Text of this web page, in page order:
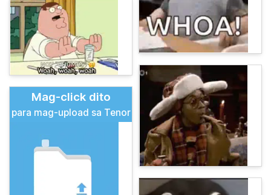
Mag-click dito
para mag-upload sa Tenor